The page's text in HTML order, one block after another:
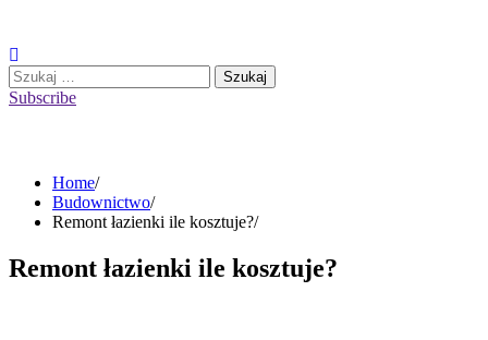
content
Szukaj:
Subscribe
Home
Budownictwo
Remont łazienki ile kosztuje?
Remont łazienki ile kosztuje?